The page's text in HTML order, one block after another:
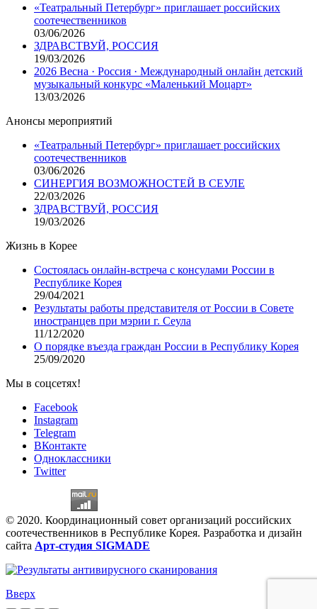
«Театральный Петербург» приглашает российских
соотечественников
03/06/2026
ЗДРАВСТВУЙ, РОССИЯ
19/03/2026
2026 Весна · Россия · Международный онлайн детский
музыкальный конкурс «Маленький Моцарт»
13/03/2026
Анонсы мероприятий
«Театральный Петербург» приглашает российских
соотечественников
03/06/2026
СИНЕРГИЯ ВОЗМОЖНОСТЕЙ В СЕУЛЕ
22/03/2026
ЗДРАВСТВУЙ, РОССИЯ
19/03/2026
Жизнь в Корее
Состоялась онлайн-встреча с консулами России в
Республике Корея
29/04/2021
Результаты работы представителя от России в Совете
иностранцев при мэрии г. Сеула
11/12/2020
О порядке въезда граждан России в Республику Корея
25/09/2020
Мы в соцсетях!
Facebook
Instagram
Telegram
ВКонтакте
Одноклассники
Twitter
© 2020. Координационный совет организаций российских
соотечественников в Республике Корея. Разработка и дизайн
сайта Арт-студия SIGMADE
Вверх